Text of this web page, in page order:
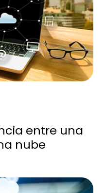
entre una
nube